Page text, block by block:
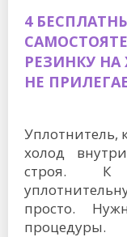
4
РЕЗИНКУ
НЕ
Уплотнитель,
холод
строя. К
просто.
процедуры.